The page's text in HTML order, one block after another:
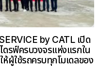
by CATL เปิด
ดรฟ์ครบวงจรแห่งแรกใน
ห้ผู้ใช้รถครบทุกโมเดลของ